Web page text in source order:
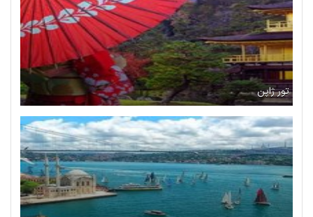
تور ژاپن